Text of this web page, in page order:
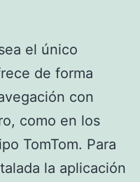
el único
de forma
con
como en los
TomTom. Para
la aplicación